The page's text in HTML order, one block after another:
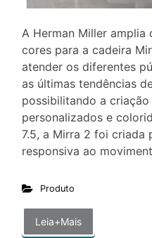
A Herman Miller
cores para a cadeira
atender os diferentes
as últimas tendências
possibilitando a
personalizados e
7.5, a Mirra 2 foi criada
responsiva ao
Produto
Leia+Mais